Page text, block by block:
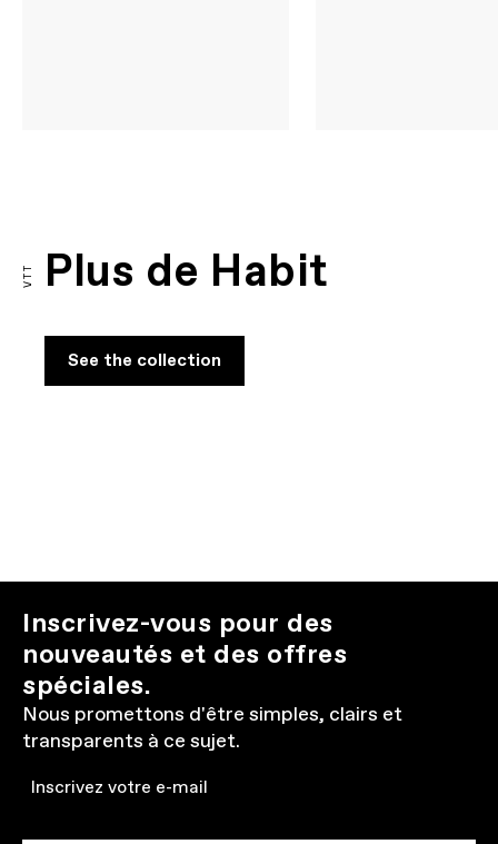
VTT Plus de Habit
See the collection
Inscrivez-vous pour des
nouveautés et des offres
spéciales.
Nous promettons d'être simples, clairs et
transparents à ce sujet.
Email